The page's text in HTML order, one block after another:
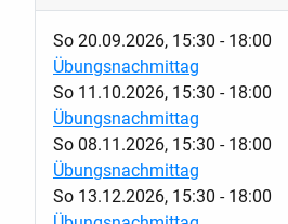
So 20.09.2026, 15:30 - 18:00
Übungsnachmittag
So 11.10.2026, 15:30 - 18:00
Übungsnachmittag
So 08.11.2026, 15:30 - 18:00
Übungsnachmittag
So 13.12.2026, 15:30 - 18:00